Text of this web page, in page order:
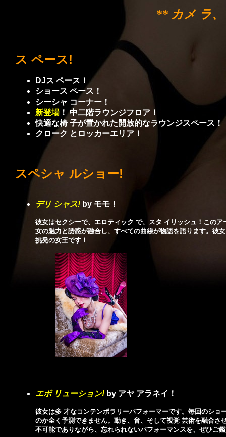
** カメ ラ
ス ペース!
DJス ペース！
ショース ペース！
シーシャ コーナー！
新登場！ 中二階ラウンジフロア！
快適な椅 子が置かれた開放的なラウンジスペース！
クローク とロッカーエリア！
スペシャ ルショー!
デリ シャス! by モモ！
彼女はセクシーで、エロティック で、スタ イリッシュ！この
女の魅力と誘惑が融合し、すべての曲線が物語を語ります。彼
挑発の女王です！
エボ リューション! by アヤ アラネイ！
彼女は多 才なコンテンポラリーパフォーマーです。毎回のシ
のか全く予測できません。動き、音、そして視覚 芸術を融合
不可能でありながら、忘れられないパフォーマンスを、ぜひご